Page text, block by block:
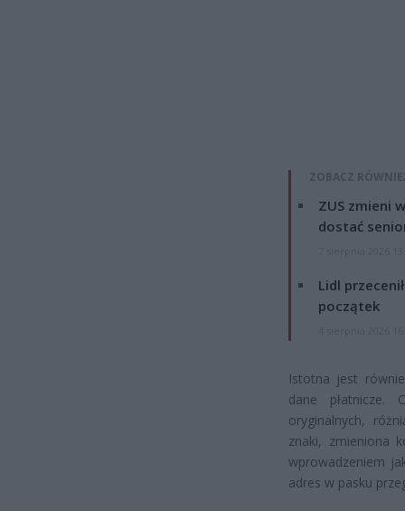
ZOBACZ
ZUS zmieni
dostać
Lidl
początek
Istotna jest
dane płatnicze.
oryginalnych,
znaki, zmieniona
wprowadzeniem
adres w pasku